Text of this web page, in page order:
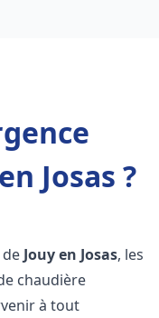
Josas ?
Jouy en Josas, les
chaudière
à tout